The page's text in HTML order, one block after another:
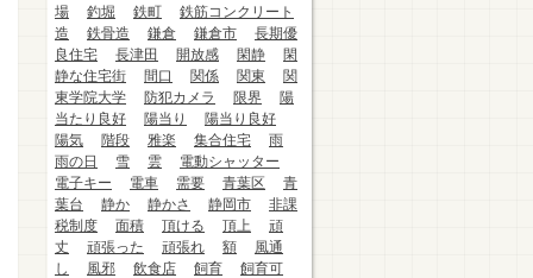
場
釣堀 鉄町
鉄筋コンクリート
造
鉄骨造 鎌倉 鎌倉市
長期優
良住宅
長津田 開放感 閑静
閑
静な住宅街
間口 関係 関東
関
東学院大学
防犯カメラ 限界
陽
当たり良好
陽当り
陽当り良好
陽気
階段 雅楽 集合住宅
雨
雨の日
雪 雲
電動シャッター
電子キー
電車 需要 青葉区
青
葉台
静か 静かさ 静岡市
非課
税制度
面積 頂ける 頂上
頑
丈
頑張った 頑張れ 額
風通
し
風邪 飲食店 飼育
飼育可